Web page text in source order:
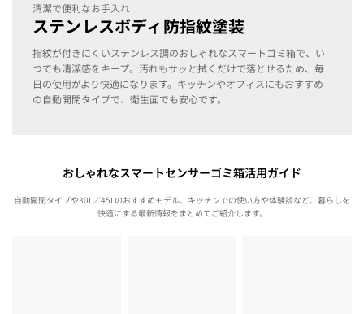
清潔で便利なお手入れ
ステンレスボディ防指紋塗装
指紋が付きにくいステンレス調のおしゃれなスマートゴミ箱で、い
つでも清潔感をキープ。 汚れもサッと拭くだけで落とせるため、毎
日の使用がより快適になります。 キッチンやオフィスにもおすすめ
の自動開閉タイプで、衛生面でも安心です。
おしゃれなスマートセンサーゴミ箱活用ガイド
自動開閉タイプや30L／45Lのおすすめモデル、キッチンでの使い方や体験談など、暮らしを
快適にする最新情報をまとめてご紹介します。